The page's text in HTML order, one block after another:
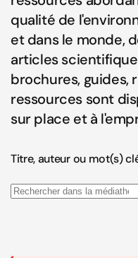
qualité de
et dans le monde,
articles
brochures, guides,
ressources sont
sur place et à
Titre, auteur ou mot(s)